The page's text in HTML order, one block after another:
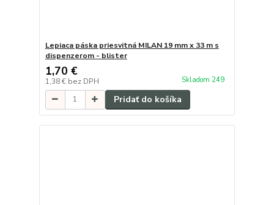
Lepiaca páska priesvitná MILAN 19 mm x 33 m s
dispenzerom - blister
1,70 €
1,38 € bez DPH Skladom 249
Pridať do košíka